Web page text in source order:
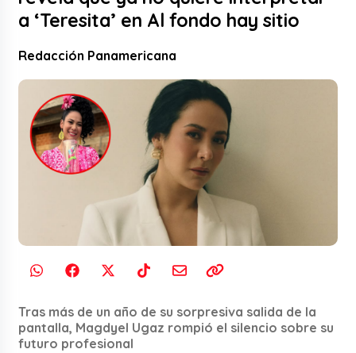
a ‘Teresita’ en Al fondo hay sitio
Redacción Panamericana
Tras más de un año de su sorpresiva salida de la
pantalla, Magdyel Ugaz rompió el silencio sobre su
futuro profesional